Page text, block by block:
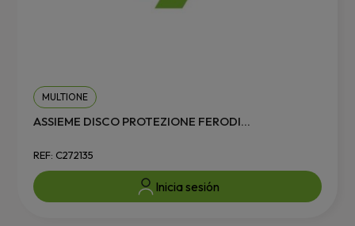
MULTIONE
ASSIEME DISCO PROTEZIONE FERODI...
REF: C272135
Inicia sesión